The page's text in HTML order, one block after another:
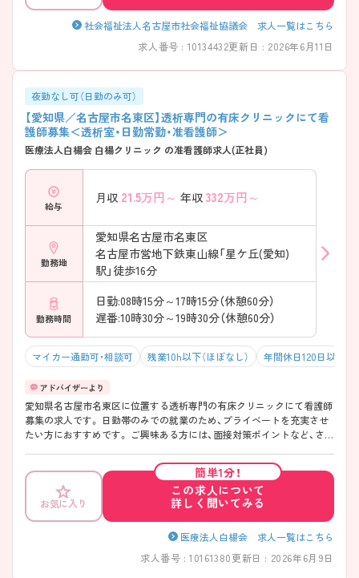
社会福祉法人名古屋市社会福祉協議会 求人一覧はこちら
求人番号 : 10134432更新日 : 2026年6月11日
夜勤なし可（日勤のみ可）
【愛知県／名古屋市名東区】透析専門の有床クリニックにて看
護師募集＜透析室・日勤常勤・准看護師＞
医療法人白楊会 白楊クリニック の准看護師求人(正社員)
給与
月収 21.5万円～ 年収 332万円～
勤務地
愛知県名古屋市名東区
名古屋市営地下鉄東山線「星ケ丘(愛知)
駅」徒歩16分
勤務時間
日勤:08時15分～17時15分（休憩60分）
遅番:10時30分～19時30分（休憩60分）
マイカー通勤可・相談可 残業10h以下（ほぼなし） 年間休日120日以上
愛知県名古屋市名東区に位置する透析専門の有床クリニックにて看護師
募集の求人です。 日勤帯のみでの就業のため、プライベートを充実させ
たい方におすすめです。 ご興味ある方には、面接対策ポイントなど、さら
お気に入り
簡単1分！
この求人について
詳しく聞いてみる
医療法人白楊会 求人一覧はこちら
求人番号 : 10161380更新日 : 2026年6月9日